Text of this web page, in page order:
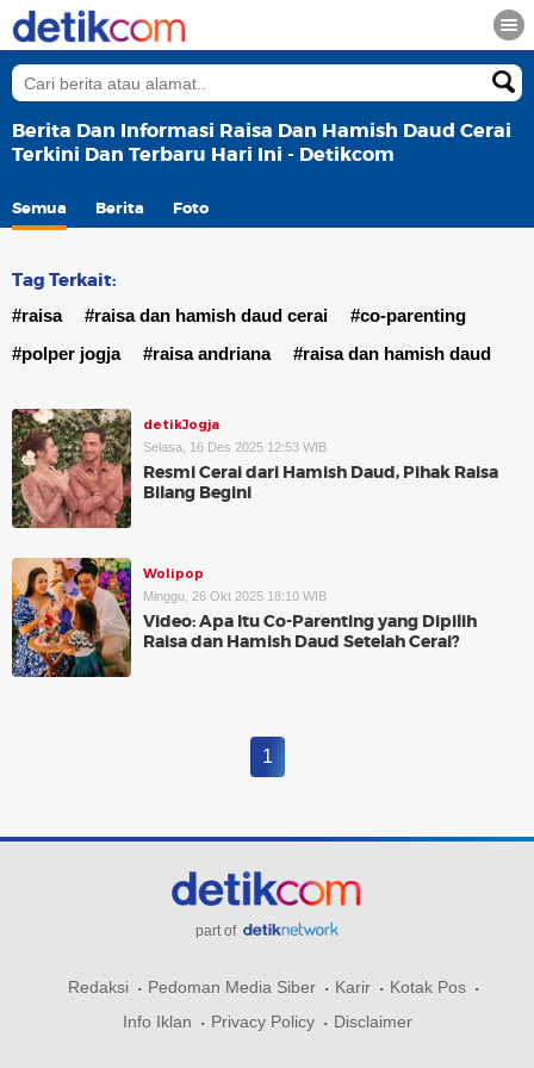
Berita Dan Informasi Raisa Dan Hamish Daud Cerai
Terkini Dan Terbaru Hari Ini - Detikcom
Semua Berita Foto
Tag Terkait:
#raisa #raisa dan hamish daud cerai
#co-parenting
#polper jogja
#raisa andriana #raisa dan hamish daud
detikJogja
Selasa, 16 Des 2025 12:53 WIB
Resmi Cerai dari Hamish Daud, Pihak Raisa
Bilang Begini
Wolipop
Minggu, 26 Okt 2025 18:10 WIB
Video: Apa Itu Co-Parenting yang Dipilih
Raisa dan Hamish Daud Setelah Cerai?
1
part of
Redaksi Pedoman Media Siber Karir
Kotak Pos
Info Iklan
Privacy Policy Disclaimer